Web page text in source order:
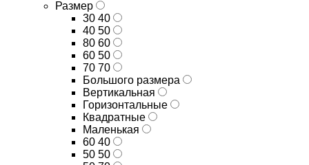
Размер
30 40
40 50
80 60
60 50
70 70
Большого размера
Вертикальная
Горизонтальные
Квадратные
Маленькая
60 40
50 50